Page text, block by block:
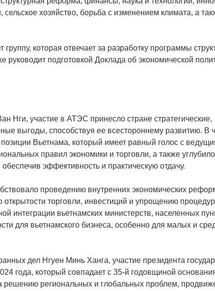
сельское хозяйство, борьба с изменением климата, а
которая отвечает за разработку программы
подготовкой Доклада об экономической
Нги, участие в АТЭС принесло стране стратегические,
выгоды, способствуя ее всестороннему развитию. В
Вьетнама, который имеет равный голос с
правил экономики и торговли, а также углубило
эффективность и практическую отдачу.
проведению внутренних экономических
открытости торговли, инвестиций и упрощению
интеграции вьетнамских министерств, населенных
для вьетнамского бизнеса, особенно для малых и
дел Нгуен Минь Ханга, участие президента
года, который совпадает с 35-й годовщиной
решению региональных и глобальных проблем,